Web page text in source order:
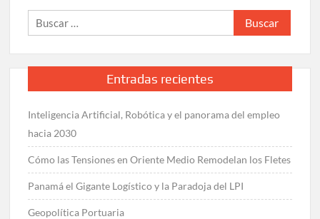
Buscar:
Entradas recientes
Inteligencia Artificial, Robótica y el panorama del empleo
hacia 2030
Cómo las Tensiones en Oriente Medio Remodelan los Fletes
Panamá el Gigante Logístico y la Paradoja del LPI
Geopolítica Portuaria